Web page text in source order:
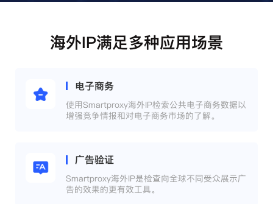
海外IP满足多种应用场景
电子商务
使用Smartproxy海外IP检索公共电子商务数据以
增强竞争情报和对电子商务市场的了解。
广告验证
Smartproxy海外IP是检查向全球不同受众展示广
告的效果的更有效工具。